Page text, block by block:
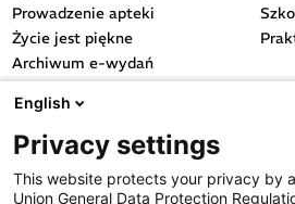
Prowadzenie apteki
Życie jest piękne
Archiwum e-wydań
Przydatne linki
OGÓLNE
Polityka prywatności
English
Privacy settings
This website protects your privacy by
Union General Data Protection